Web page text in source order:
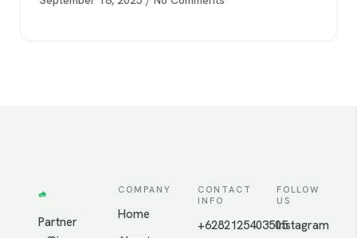
Partner
COMPANY
Home
CONTACT
INFO
+6282125403505
FOLLOW
US
Instagram